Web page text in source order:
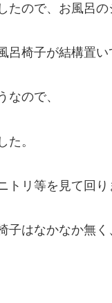
たので、お風呂
呂椅子が結構置い
なので、
た。
トリ等を見て回り
子はなかなか無く